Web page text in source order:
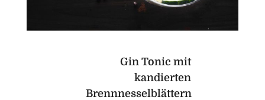
Gin Tonic mit
kandierten
Brennnesselblättern